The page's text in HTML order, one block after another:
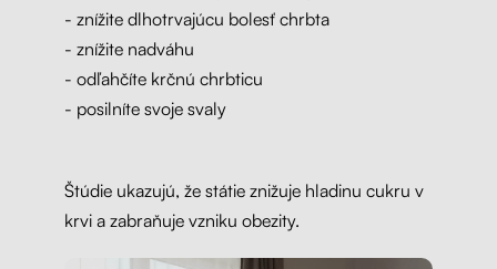
- znížite dlhotrvajúcu bolesť chrbta
- znížite nadváhu
- odľahčíte krčnú chrbticu
- posilníte svoje svaly
Štúdie ukazujú, že státie znižuje hladinu cukru v
krvi a zabraňuje vzniku obezity.